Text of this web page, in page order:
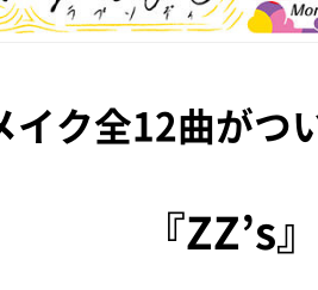
イク全12曲がつ
『ZZ’s